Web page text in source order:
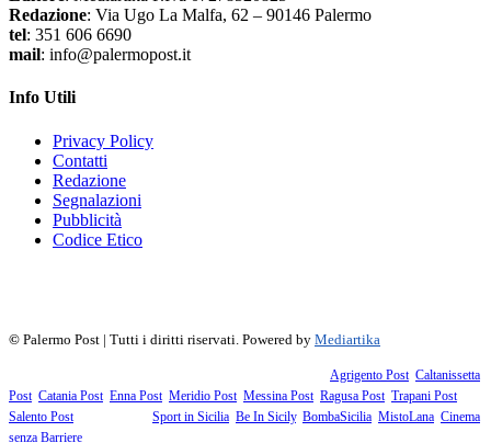
Redazione: Via Ugo La Malfa, 62 – 90146 Palermo
tel: 351 606 6690
mail: info@palermopost.it
Info Utili
Privacy Policy
Contatti
Redazione
Segnalazioni
Pubblicità
Codice Etico
© Palermo Post | Tutti i diritti riservati. Powered by Mediartika
Agrigento Post, Caltanissetta
Post, Catania Post, Enna Post, Meridio Post, Messina Post, Ragusa Post, Trapani Post,
Salento Post. I siti tematici: Sport in Sicilia Be In Sicily, BombaSicilia MistoLana Cinema
senza Barriere